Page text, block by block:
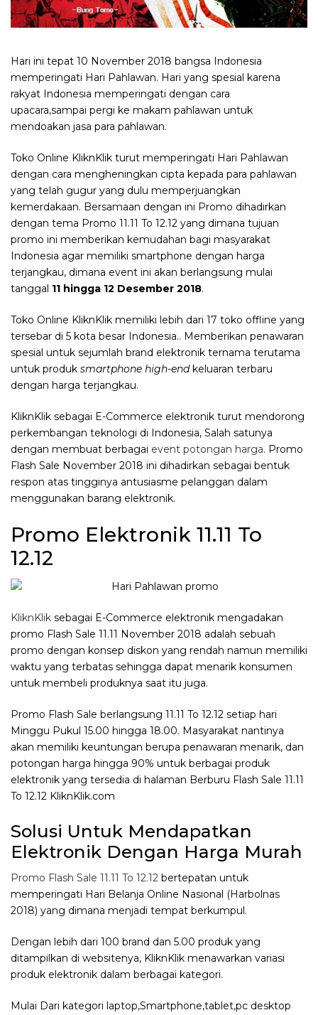
Hari ini tepat 10 November 2018 bangsa Indonesia
memperingati Hari Pahlawan. Hari yang spesial karena
rakyat Indonesia memperingati dengan cara
upacara,sampai pergi ke makam pahlawan untuk
mendoakan jasa para pahlawan.
Toko Online KliknKlik turut memperingati Hari Pahlawan
dengan cara mengheningkan cipta kepada para pahlawan
yang telah gugur yang dulu memperjuangkan
kemerdakaan. Bersamaan dengan ini Promo dihadirkan
dengan tema Promo 11.11 To 12.12 yang dimana tujuan
promo ini memberikan kemudahan bagi masyarakat
Indonesia agar memiliki smartphone dengan harga
terjangkau, dimana event ini akan berlangsung mulai
tanggal 11 hingga 12 Desember 2018.
Toko Online KliknKlik memiliki lebih dari 17 toko offline yang
tersebar di 5 kota besar Indonesia.. Memberikan penawaran
spesial untuk sejumlah brand elektronik ternama terutama
untuk produk smartphone high-endkeluaran terbaru
dengan harga terjangkau.
KliknKlik sebagai E-Commerce elektronik turut mendorong
perkembangan teknologi di Indonesia, Salah satunya
dengan membuat berbagai event potongan harga. Promo
Flash Sale November 2018 ini dihadirkan sebagai bentuk
respon atas tingginya antusiasme pelanggan dalam
menggunakan barang elektronik.
Promo Elektronik 11.11 To
12.12
KliknKlik sebagai E-Commerce elektronik mengadakan
promo Flash Sale 11.11 November 2018 adalah sebuah
promo dengan konsep diskon yang rendah namun memiliki
waktu yang terbatas sehingga dapat menarik konsumen
untuk membeli produknya saat itu juga.
Promo Flash Sale berlangsung 11.11 To 12.12 setiap hari
Minggu Pukul 15.00 hingga 18.00. Masyarakat nantinya
akan memiliki keuntungan berupa penawaran menarik, dan
potongan harga hingga 90% untuk berbagai produk
elektronik yang tersedia di halaman Berburu Flash Sale 11.11
To 12.12 KliknKlik.com
Solusi Untuk Mendapatkan
Elektronik Dengan Harga Murah
Promo Flash Sale 11.11 To 12.12 bertepatan untuk
memperingati Hari Belanja Online Nasional (Harbolnas
2018) yang dimana menjadi tempat berkumpul.
Dengan lebih dari 100 brand dan 5.00 produk yang
ditampilkan di websitenya, KliknKlik menawarkan variasi
produk elektronik dalam berbagai kategori.
Mulai Dari kategori laptop,Smartphone,tablet,pc desktop